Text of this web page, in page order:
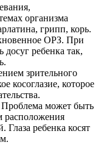
организма
грипп, корь.
ОРЗ. При
досуг ребенка так,
зрительного
косоглазие, которое
может быть
расположения
Глаза ребенка косят